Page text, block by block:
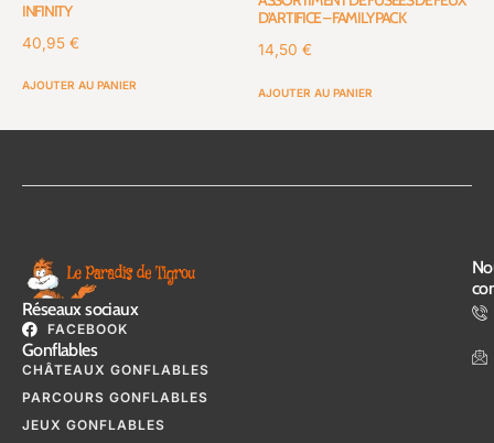
INFINITY
40,95 €
AJOUTER AU PANIER
D’ARTIFICE – FAMILY PACK
14,50 €
AJOUTER AU PANIER
Réseaux sociaux
FACEBOOK
Gonflables
CHÂTEAUX GONFLABLES
PARCOURS GONFLABLES
JEUX GONFLABLES